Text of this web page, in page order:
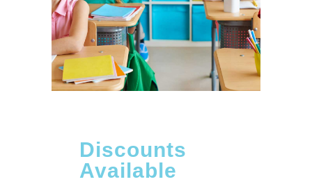
Discounts
Available